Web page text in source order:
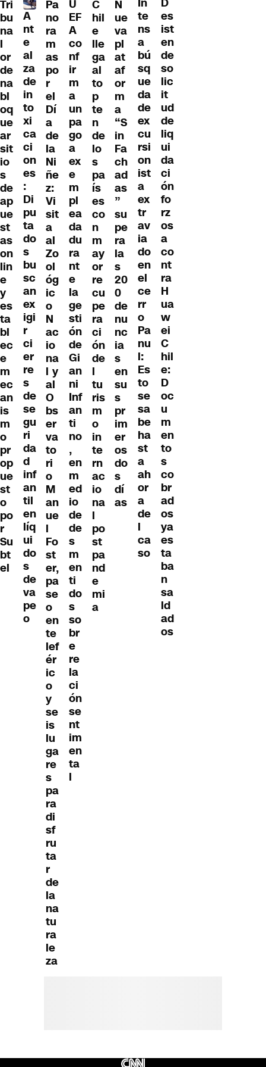
Tri
bu
na
l
or
de
na
bl
oq
ue
ar
sit
io
s
de
ap
ue
st
as
on
lin
e
y
es
ta
bl
ec
e
m
ec
an
is
m
o
pr
op
ue
st
o
po
r
Su
bt
el
A
nt
e
al
za
de
in
to
xi
ca
ci
on
es
:
Di
pu
ta
do
s
bu
sc
an
ex
igi
r
ci
er
re
s
de
se
gu
ri
da
d
inf
an
til
en
líq
ui
do
s
de
va
pe
o
Pa
no
ra
m
as
po
r
el
Dí
a
de
la
Ni
ñe
z:
Vi
sit
a
al
Zo
ol
óg
ic
o
N
ac
io
na
l y
al
O
bs
er
va
to
ri
o
M
an
ue
l
Fo
st
er,
pa
se
o
en
te
lef
ér
ic
o
y
se
is
lu
ga
re
s
pa
ra
di
sf
ru
ta
r
de
la
na
tu
ra
le
za
U
EF
A
co
nf
ir
m
a
un
pa
go
a
ex
e
m
pl
ea
da
du
ra
nt
e
la
ge
sti
ón
de
Gi
an
ni
Inf
an
ti
no
,
en
m
ed
io
de
de
s
m
en
ti
do
s
so
br
e
re
la
ci
ón
se
nt
im
en
ta
l
C
hil
e
lle
ga
al
to
p
te
n
de
lo
s
pa
ís
es
co
n
m
ay
or
re
cu
pe
ra
ci
ón
de
l
tu
ris
m
o
in
te
rn
ac
io
na
l
po
st
pa
nd
e
mi
a
N
ue
va
pl
at
af
or
m
a
“S
in
Fa
ch
ad
as
”
su
pe
ra
la
s
20
0
de
nu
nc
ia
s
en
su
s
pr
im
er
os
do
s
dí
as
te
ns
a
bú
sq
ue
da
de
ex
cu
rsi
on
ist
a
ex
tr
av
ia
do
en
el
ce
rr
o
Pa
nu
l:
Es
to
se
sa
be
ha
st
a
ah
or
a
de
l
ca
so
es
ist
en
de
so
lic
it
ud
de
liq
ui
da
ci
ón
fo
rz
os
a
co
nt
ra
H
ua
w
ei
C
hil
e:
D
oc
u
m
en
to
s
co
br
ad
os
ya
es
ta
ba
n
sa
ld
ad
os